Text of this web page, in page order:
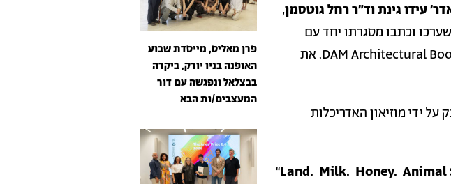
עידו גינת וד"ר רחל גוטסמן,
פרס ה-DAM Architectural Book Award. את
על ידי מוזיאון האדריכלות
“Land. Milk. Honey. Animal
פרן מאליס, מייסדת שבוע
האופנה בניו יורק, ביקרה
בבצלאל ונפגשה עם דור
המעצבים/ות הבא